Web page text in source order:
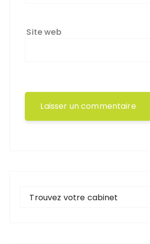
Site web
Trouvez votre cabinet